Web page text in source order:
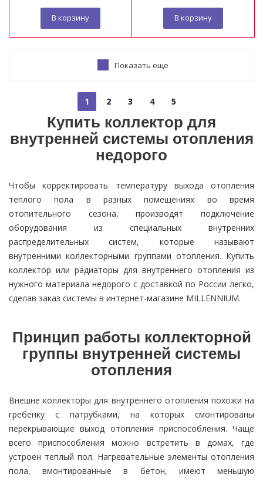
В корзину В корзину
Показать еще
1 2 3 4 5
Купить коллектор для
внутренней системы отопления
недорого
Чтобы корректировать температуру выхода отопления
теплого пола в разных помещениях во время
отопительного сезона, производят подключение
оборудования из специальных внутренних
распределительных систем, которые называют
внутренними коллекторными группами отопления. Купить
коллектор или радиаторы для внутреннего отопления из
нужного материала недорого с доставкой по России легко,
сделав заказ системы в интернет-магазине MILLENNIUM.
Принцип работы коллекторной
группы внутренней системы
отопления
Внешне коллекторы для внутреннего отопления похожи на
гребенку с патрубками, на которых смонтированы
перекрывающие выход отопления приспособления. Чаще
всего приспособления можно встретить в домах, где
устроен теплый пол. Нагревательные элементы отопления
пола, вмонтированные в бетон, имеют меньшую